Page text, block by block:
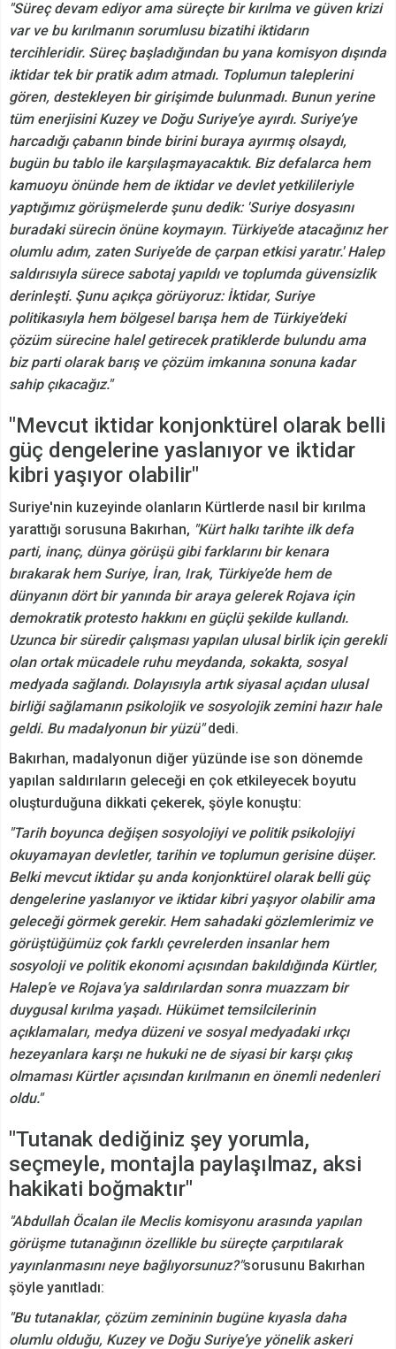
"Süreç devam ediyor ama süreçte bir kırılma ve güven krizi
var ve bu kırılmanın sorumlusu bizatihi iktidarın
tercihleridir. Süreç başladığından bu yana komisyon dışında
iktidar tek bir pratik adım atmadı. Toplumun taleplerini
gören, destekleyen bir girişimde bulunmadı. Bunun yerine
tüm enerjisini Kuzey ve Doğu Suriye’ye ayırdı. Suriye’ye
harcadığı çabanın binde birini buraya ayırmış olsaydı,
bugün bu tablo ile karşılaşmayacaktık. Biz defalarca hem
kamuoyu önünde hem de iktidar ve devlet yetkilileriyle
yaptığımız görüşmelerde şunu dedik: 'Suriye dosyasını
buradaki sürecin önüne koymayın. Türkiye’de atacağınız her
olumlu adım, zaten Suriye’de de çarpan etkisi yaratır.' Halep
saldırısıyla sürece sabotaj yapıldı ve toplumda güvensizlik
derinleşti. Şunu açıkça görüyoruz: İktidar, Suriye
politikasıyla hem bölgesel barışa hem de Türkiye’deki
çözüm sürecine halel getirecek pratiklerde bulundu ama
biz parti olarak barış ve çözüm imkanına sonuna kadar
sahip çıkacağız."
"Mevcut iktidar konjonktürel olarak belli
güç dengelerine yaslanıyor ve iktidar
kibri yaşıyor olabilir"
Suriye'nin kuzeyinde olanların Kürtlerde nasıl bir kırılma
yarattığı sorusuna Bakırhan, "Kürt halkı tarihte ilk defa
parti, inanç, dünya görüşü gibi farklarını bir kenara
bırakarak hem Suriye, İran, Irak, Türkiye’de hem de
dünyanın dört bir yanında bir araya gelerek Rojava için
demokratik protesto hakkını en güçlü şekilde kullandı.
Uzunca bir süredir çalışması yapılan ulusal birlik için gerekli
olan ortak mücadele ruhu meydanda, sokakta, sosyal
medyada sağlandı. Dolayısıyla artık siyasal açıdan ulusal
birliği sağlamanın psikolojik ve sosyolojik zemini hazır hale
geldi. Bu madalyonun bir yüzü"dedi.
Bakırhan, madalyonun diğer yüzünde ise son dönemde
yapılan saldırıların geleceği en çok etkileyecek boyutu
oluşturduğuna dikkati çekerek, şöyle konuştu:
"Tarih boyunca değişen sosyolojiyi ve politik psikolojiyi
okuyamayan devletler, tarihin ve toplumun gerisine düşer.
Belki mevcut iktidar şu anda konjonktürel olarak belli güç
dengelerine yaslanıyor ve iktidar kibri yaşıyor olabilir ama
geleceği görmek gerekir. Hem sahadaki gözlemlerimiz ve
görüştüğümüz çok farklı çevrelerden insanlar hem
sosyoloji ve politik ekonomi açısından bakıldığında Kürtler,
Halep’e ve Rojava’ya saldırılardan sonra muazzam bir
duygusal kırılma yaşadı. Hükümet temsilcilerinin
açıklamaları, medya düzeni ve sosyal medyadaki ırkçı
hezeyanlara karşı ne hukuki ne de siyasi bir karşı çıkış
olmaması Kürtler açısından kırılmanın en önemli nedenleri
oldu."
"Tutanak dediğiniz şey yorumla,
seçmeyle, montajla paylaşılmaz, aksi
hakikati boğmaktır"
"Abdullah Öcalan ile Meclis komisyonu arasında yapılan
görüşme tutanağının özellikle bu süreçte çarpıtılarak
yayınlanmasını neye bağlıyorsunuz?"sorusunu Bakırhan
şöyle yanıtladı:
"Bu tutanaklar, çözüm zemininin bugüne kıyasla daha
olumlu olduğu, Kuzey ve Doğu Suriye’ye yönelik askeri